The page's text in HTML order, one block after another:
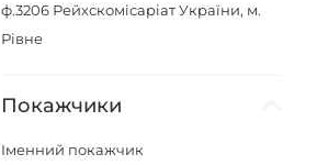
ф.3206 Рейхскомісаріат України, м.
Рівне
Покажчики
Iменний покажчик